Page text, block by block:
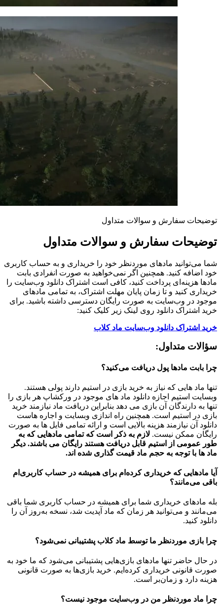
توضیحات سفارش و سوالات متداول
توضیحات سفارش و سوالات متداول
شما می‌توانید مادهای موردنظر خود را خریداری و به حساب کاربری
خود اضافه کنید. همچنین اگر نمی‌خواهید به صورت انفرادی بابت
مادها هزینه‌ای پرداخت کنید، کافی است اشتراک دانلود وب‌سایت را
خریداری کنید و تا زمان پایان مهلت اشتراک، به تمامی مادهای
موجود در وب‌سایت به صورت رایگان دسترسی داشته باشید. برای
خرید اشتراک دانلود روی لینک زیر کلیک کنید:
خرید اشتراک دانلود وب‌سایت ماد کلاب
سؤالات متداول:
چرا بابت مادها پول دریافت می‌کنید؟
تنها ماد هایی که نیاز به خرید بازی در استیم دارند پولی هستند.
وبسایت استیم اجازه دانلود ماد های موجود در ورکشاپ هر بازی را
تنها به دارندگان آن بازی می دهد بنابراین دریافت ماد نیازمند خرید
بازی در استیم است. همچنین راه اندازی وبسایت و اجاره هاست
دانلود آن نیازمند هزینه بالایی است و ارائه تمامی فایل ها به صورت
رایگان ممکن نیست. لازم به ذکر است که تمامی مادهایی که به
طور عمومی از استیم قابل دریافت هستند رایگان می باشند. دیگر
ماد ها با توجه به حجم ماد قیمت گذاری شده اند.
آیا مادهایی که خریداری کرده‌ام برای همیشه در حساب‌ کاربری‌ام
باقی می‌مانند؟
بله مادهای خریداری شما برای همیشه در حساب کاربری شما باقی
می‌مانند و می‌توانید هر زمان که ماد آپدیت شد، نسخه به‌روز آن را
دانلود کنید.
چرا بازی موردنظر ما توسط ماد کلاب پشتیبانی نمی‌شود؟
در حال حاضر تنها مادهای بازی‌هایی پشتیبانی می‌شود که ما خود به
صورت قانونی خریداری کرده‌ایم. خرید بازی‌ها به صورت قانونی
هزینه دارد و زمان‌بر است.
چرا ماد موردنظر من در وب‌سایت موجود نیست؟